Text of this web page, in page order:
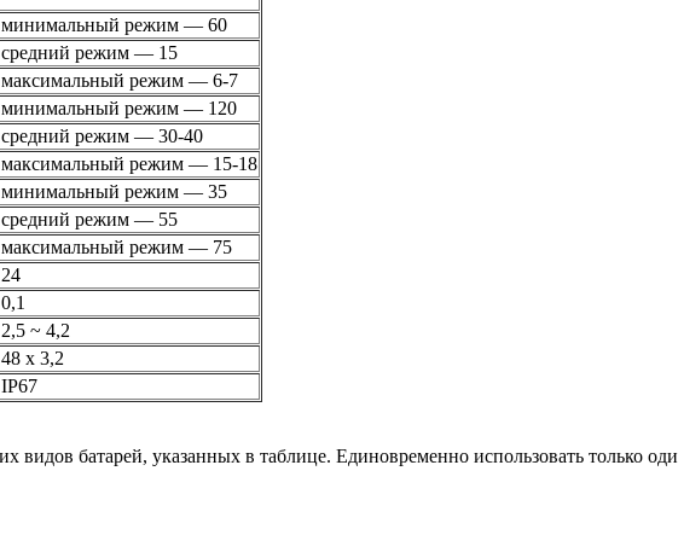
минимальный режим — 60
средний режим — 15
максимальный режим — 6-7
минимальный режим — 120
средний режим — 30-40
максимальный режим — 15-18
минимальный режим — 35
средний режим — 55
максимальный режим — 75
24
0,1
2,5 ~ 4,2
48 х 3,2
IP67
батарей, указанных в таблице. Единовременно использовать только